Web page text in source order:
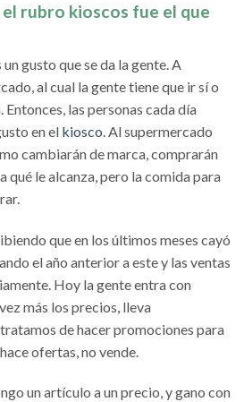
rubro kioscos fue el que
gusto que se da la gente. A
al cual la gente tiene que ir sí o
las personas cada día
en el kiosco . Al supermercado
cambiarán de marca, comprarán
qué le alcanza, pero la comida para
que en los últimos meses cayó
el año anterior a este y las ventas
Hoy la gente entra con
más los precios, lleva
de hacer promociones para
ofertas, no vende.
un artículo a un precio, y gano con